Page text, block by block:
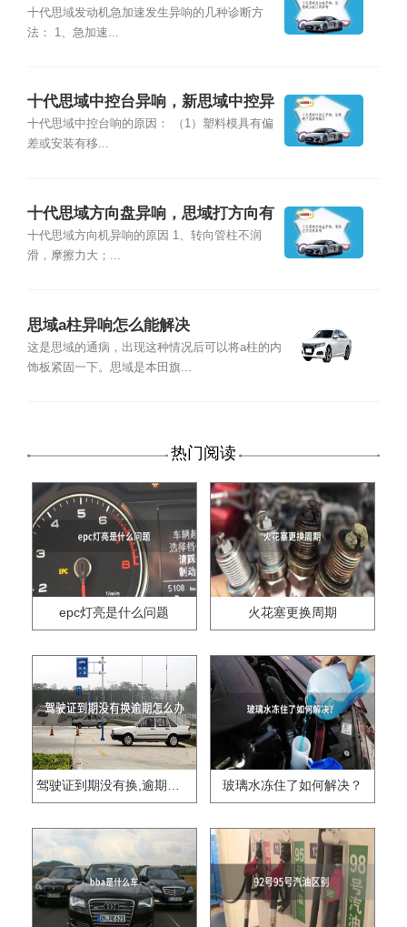
有异响
十代思域发动机急加速发生异响的几种诊断方
法： 1、急加速...
十代思域中控台异响，新思域中控异
响解决
十代思域中控台响的原因： （1）塑料模具有偏
差或安装有移...
十代思域方向盘异响，思域打方向有
异响
十代思域方向机异响的原因 1、转向管柱不润
滑，摩擦力大；...
思域a柱异响怎么能解决
这是思域的通病，出现这种情况后可以将a柱的内
饰板紧固一下。思域是本田旗...
热门阅读
epc灯亮是什么问题 火花塞更换周期
驾驶证到期没有换,逾期怎么办?? 玻璃水冻住了如何解决？